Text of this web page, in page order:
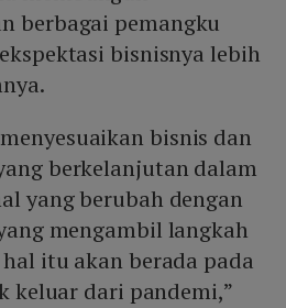
berbagai pemangku
bisnisnya lebih
bisnis dan
berkelanjutan dalam
yang berubah dengan
mengambil langkah
itu akan berada pada
keluar dari pandemi,”